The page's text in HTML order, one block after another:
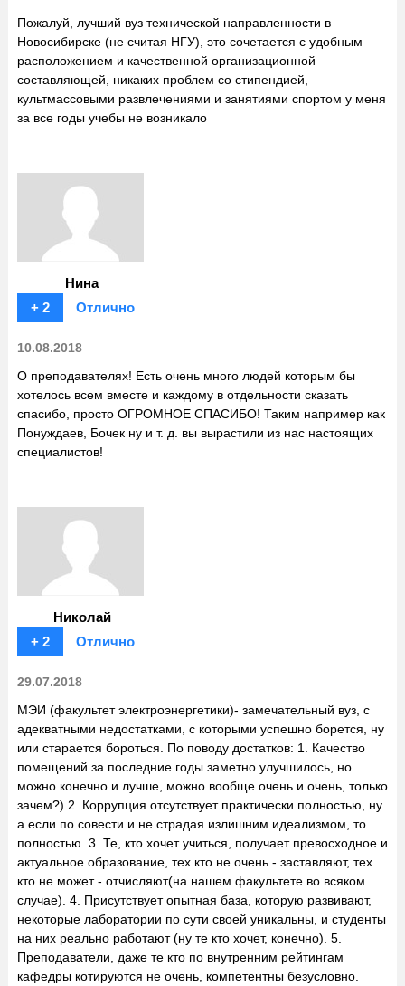
Пожалуй, лучший вуз технической направленности в
Новосибирске (не считая НГУ), это сочетается с удобным
расположением и качественной организационной
составляющей, никаких проблем со стипендией,
культмассовыми развлечениями и занятиями спортом у меня
за все годы учебы не возникало
Нина
+ 2
Отлично
10.08.2018
О преподавателях! Есть очень много людей которым бы
хотелось всем вместе и каждому в отдельности сказать
спасибо, просто ОГРОМНОЕ СПАСИБО! Таким например как
Понуждаев, Бочек ну и т. д. вы вырастили из нас настоящих
специалистов!
Николай
+ 2
Отлично
29.07.2018
МЭИ (факультет электроэнергетики)- замечательный вуз, с
адекватными недостатками, с которыми успешно борется, ну
или старается бороться. По поводу достатков: 1. Качество
помещений за последние годы заметно улучшилось, но
можно конечно и лучше, можно вообще очень и очень, только
зачем?) 2. Коррупция отсутствует практически полностью, ну
а если по совести и не страдая излишним идеализмом, то
полностью. 3. Те, кто хочет учиться, получает превосходное и
актуальное образование, тех кто не очень - заставляют, тех
кто не может - отчисляют(на нашем факультете во всяком
случае). 4. Присутствует опытная база, которую развивают,
некоторые лаборатории по сути своей уникальны, и студенты
на них реально работают (ну те кто хочет, конечно). 5.
Преподаватели, даже те кто по внутренним рейтингам
кафедры котируются не очень, компетентны безусловно.